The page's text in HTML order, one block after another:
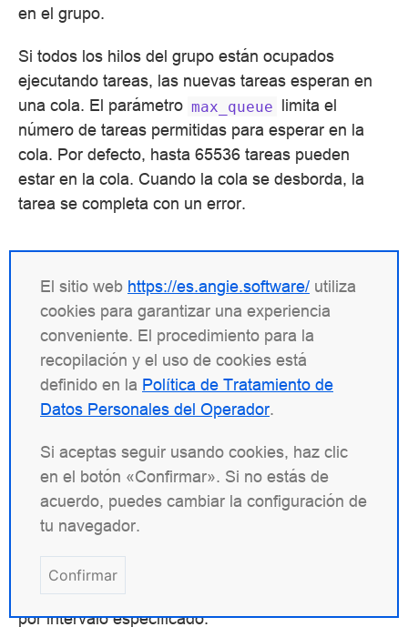
en el grupo.
Si todos los hilos del grupo están ocupados
ejecutando tareas, las nuevas tareas esperan en
una cola. El parámetro max_queue limita el
número de tareas permitidas para esperar en la
cola. Por defecto, hasta 65536 tareas pueden
estar en la cola. Cuando la cola se desborda, la
tarea se completa con un error.
Sintaxis timer_resolution
interval;
Predeterminado —
Reduce la resolución del temporizador en los
procesos de trabajo, reduciendo así el número de
llamadas al sistema
se recibe un evento del kernel. Con resolución
reducida, gettimeofday()
por intervalo especificado.
El sitio web https://es.angie.software/ utiliza
cookies para garantizar una experiencia
conveniente. El procedimiento para la
recopilación y el uso de cookies está
definido en la Política de Tratamiento de
Datos Personales del Operador.
Si aceptas seguir usando cookies, haz clic
en el botón «Confirmar». Si no estás de
acuerdo, puedes cambiar la configuración de
tu navegador.
Confirmar